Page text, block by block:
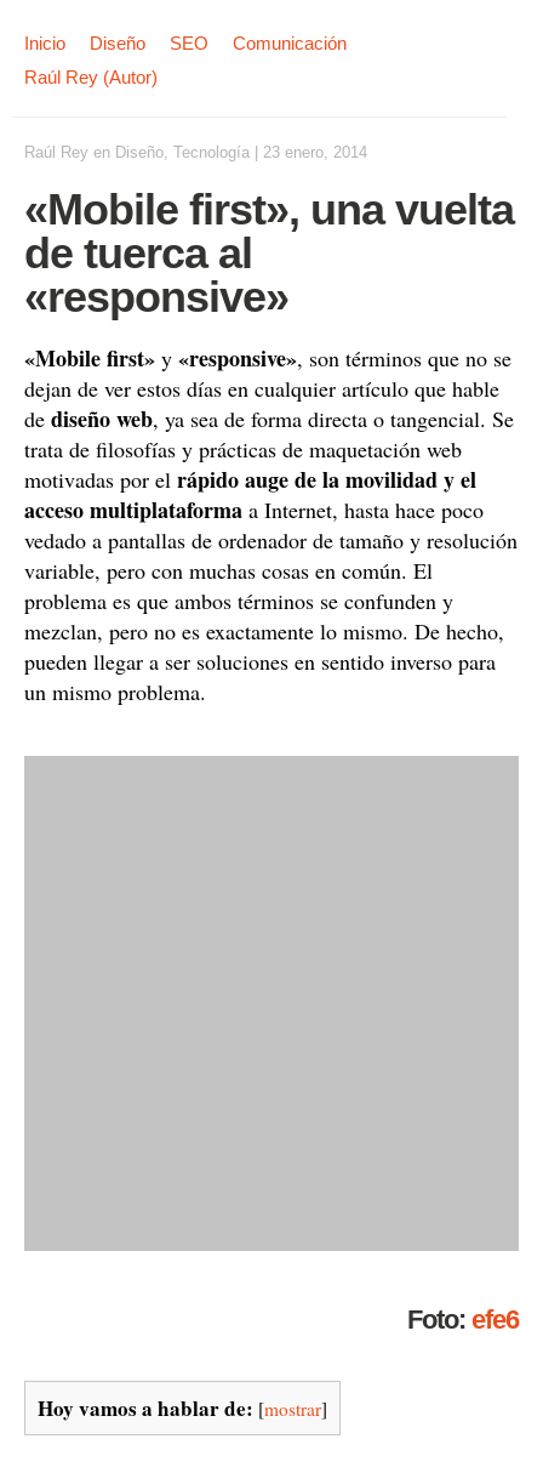
Inicio Diseño SEO
Comunicación
Raúl Rey (Autor)
Raúl Rey en Diseño, Tecnología 23 enero, 2014
«Mobile first», una vuelta
de tuerca al
«responsive»
«Mobile first» y «responsive», son términos que no se
dejan de ver estos días en cualquier artículo que hable
de diseño web, ya sea de forma directa o tangencial. Se
trata de filosofías y prácticas de maquetación web
motivadas por el rápido auge de la movilidad y el
acceso multiplataforma a Internet, hasta hace poco
vedado a pantallas de ordenador de tamaño y resolución
variable, pero con muchas cosas en común. El
problema es que ambos términos se confunden y
mezclan, pero no es exactamente lo mismo. De hecho,
pueden llegar a ser soluciones en sentido inverso para
un mismo problema.
Foto: efe6
Hoy vamos a hablar de: [mostrar]